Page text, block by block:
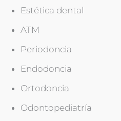
Estética dental
ATM
Periodoncia
Endodoncia
Ortodoncia
Odontopediatría